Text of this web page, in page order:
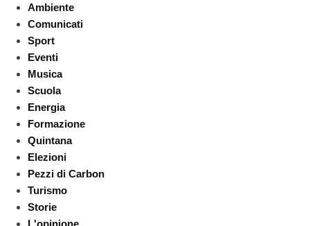
Ambiente
Comunicati
Sport
Eventi
Musica
Scuola
Energia
Formazione
Quintana
Elezioni
Pezzi di Carbon
Turismo
Storie
L'opinione